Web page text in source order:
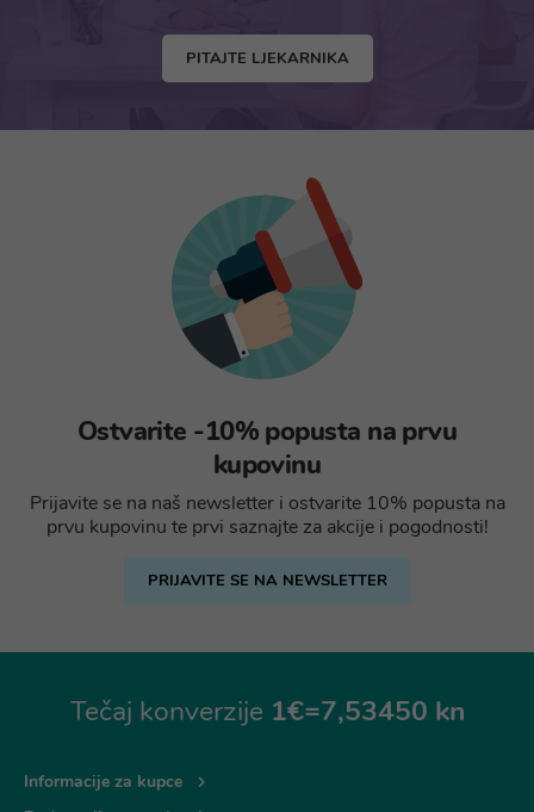
PITAJTE LJEKARNIKA
Ostvarite -10% popusta na prvu
kupovinu
Prijavite se na naš newsletter i ostvarite 10% popusta na
prvu kupovinu te prvi saznajte za akcije i pogodnosti!
PRIJAVITE SE NA NEWSLETTER
Tečaj konverzije 1€=7,53450 kn
Informacije za kupce